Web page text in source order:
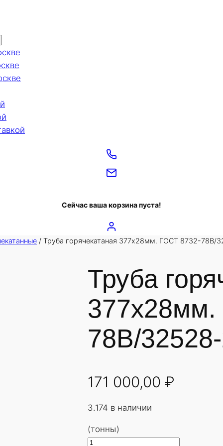
Сейчас ваша корзина пуста!
/ Труба горячекатаная 377х28мм. ГОСТ 8732-78В/
Труба
78В/
171 000,00 ₽
3.174 в наличии
(тонны)
К